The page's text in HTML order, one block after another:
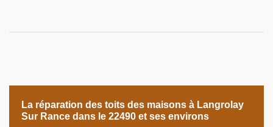
La réparation des toits des maisons à Langrolay
Sur Rance dans le 22490 et ses environs